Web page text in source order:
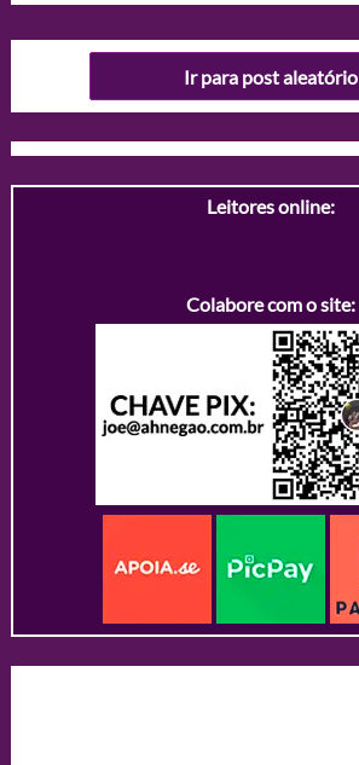
Ir para post aleatório
Leitores online:
Colabore com o site: